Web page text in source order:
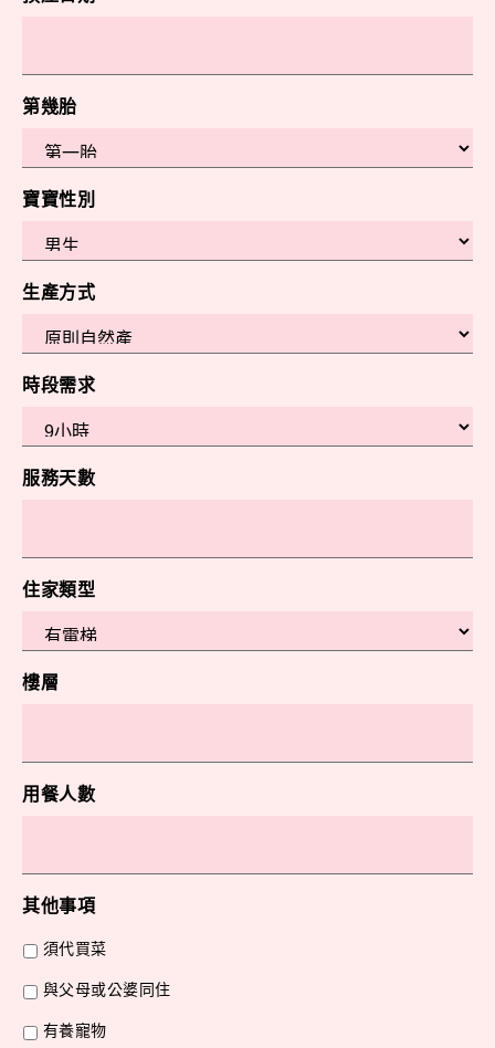
第幾胎
寶寶性別
生產方式
時段需求
服務天數
住家類型
樓層
用餐人數
其他事項
須代買菜
與父母或公婆同住
有養寵物